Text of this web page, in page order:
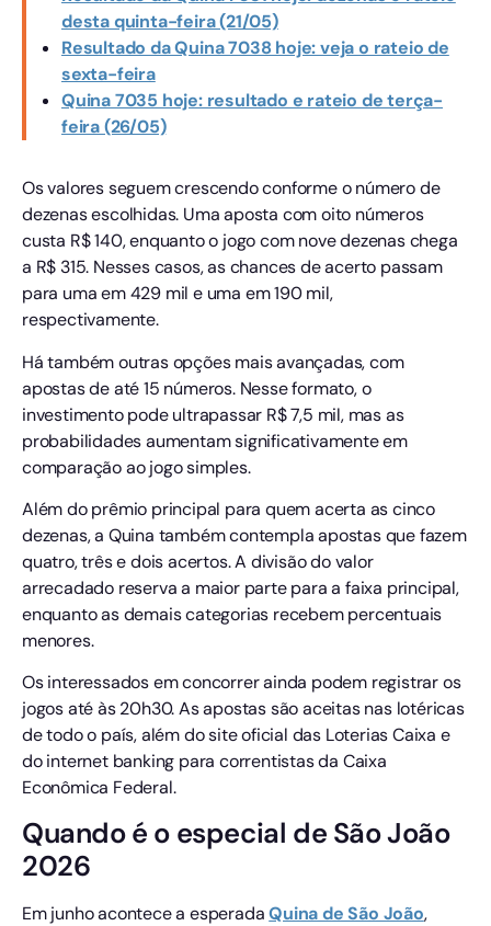
desta quinta-feira (21/05)
Resultado da Quina 7038 hoje: veja o rateio de
sexta-feira
Quina 7035 hoje: resultado e rateio de terça-
feira (26/05)
Os valores seguem crescendo conforme o número de
dezenas escolhidas. Uma aposta com oito números
custa R$ 140, enquanto o jogo com nove dezenas chega
a R$ 315. Nesses casos, as chances de acerto passam
para uma em 429 mil e uma em 190 mil,
respectivamente.
Há também outras opções mais avançadas, com
apostas de até 15 números. Nesse formato, o
investimento pode ultrapassar R$ 7,5 mil, mas as
probabilidades aumentam significativamente em
comparação ao jogo simples.
Além do prêmio principal para quem acerta as cinco
dezenas, a Quina também contempla apostas que fazem
quatro, três e dois acertos. A divisão do valor
arrecadado reserva a maior parte para a faixa principal,
enquanto as demais categorias recebem percentuais
menores.
Os interessados em concorrer ainda podem registrar os
jogos até às 20h30. As apostas são aceitas nas lotéricas
de todo o país, além do site oficial das Loterias Caixa e
do internet banking para correntistas da Caixa
Econômica Federal.
Quando é o especial de São João
2026
Em junho acontece a esperadaQuina de São João,